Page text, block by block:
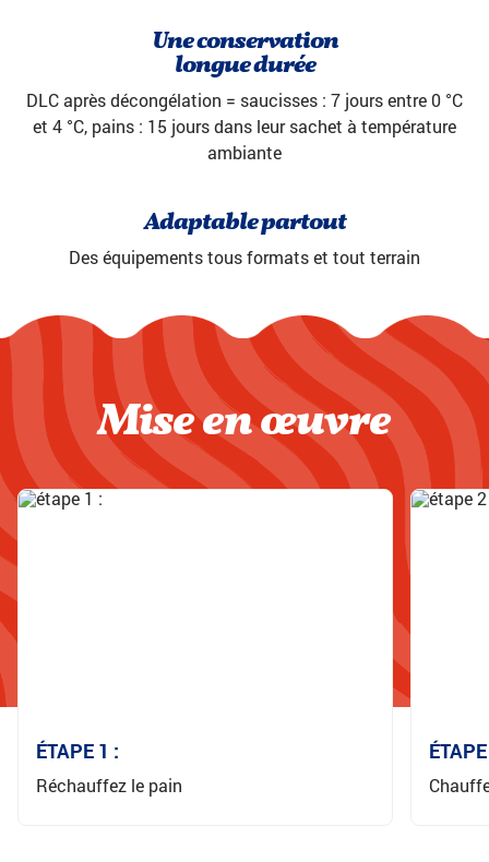
Une conservation
longue durée
DLC après décongélation = saucisses : 7 jours entre 0 °C
et 4 °C, pains : 15 jours dans leur sachet à température
ambiante
Adaptable partout
Des équipements tous formats et tout terrain
Mise en œuvre
ÉTAPE 1 :
Réchauffez le pain